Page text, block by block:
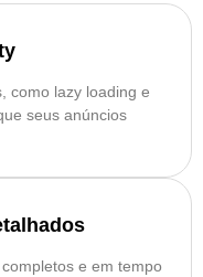
como lazy loading e
seus anúncios
e em tempo